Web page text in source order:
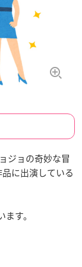
ジョの奇妙な冒
に出演している
す。